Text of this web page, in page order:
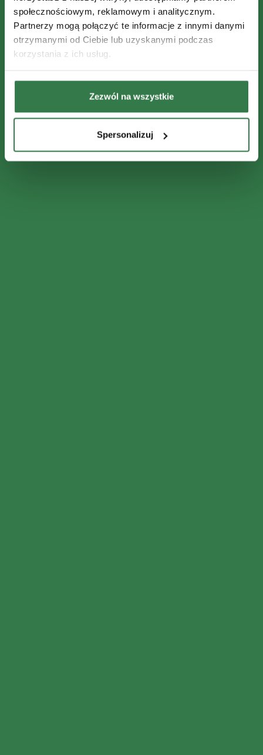
społecznościowym, reklamowym i analitycznym.
Partnerzy mogą połączyć te informacje z innymi danymi
otrzymanymi od Ciebie lub uzyskanymi podczas
korzystania z ich usług.
Zezwól na wszystkie
Spersonalizuj